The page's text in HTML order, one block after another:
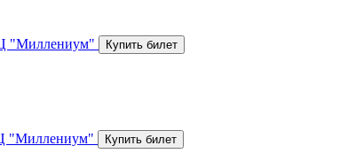
"Миллениум"
"Миллениум"